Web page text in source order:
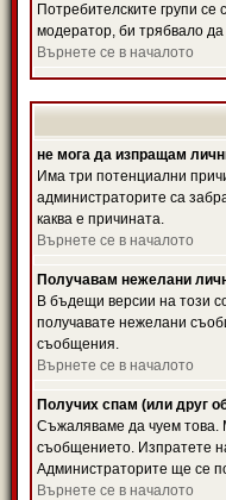
Потребителските групи се
модератор, би трябвало
Върнете се в началото
не мога да изпращам
Има три потенциални
администраторите са
каква е причината.
Върнете се в началото
Получавам нежелани
В бъдещи версии на този
получавате нежелани
съобщения.
Върнете се в началото
Получих спам (или друг
Съжаляваме да чуем това.
съобщението. Изпратете
Администраторите ще се
Върнете се в началото